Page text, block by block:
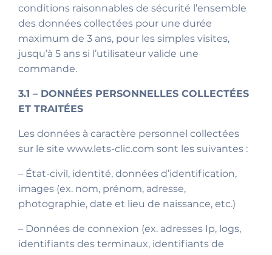
conditions raisonnables de sécurité l’ensemble
des données collectées pour une durée
maximum de 3 ans, pour les simples visites,
jusqu’à 5 ans si l’utilisateur valide une
commande.
3.1 – DONNÉES PERSONNELLES COLLECTÉES
ET TRAITÉES
Les données à caractère personnel collectées
sur le site www.lets-clic.com sont les suivantes :
– État-civil, identité, données d’identification,
images (ex. nom, prénom, adresse,
photographie, date et lieu de naissance, etc.)
– Données de connexion (ex. adresses Ip, logs,
identifiants des terminaux, identifiants de